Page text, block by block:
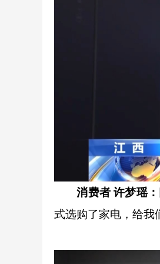
消费者 许梦瑶：
式选购了家电，给我